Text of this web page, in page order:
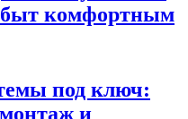
быт комфортным
под ключ:
и